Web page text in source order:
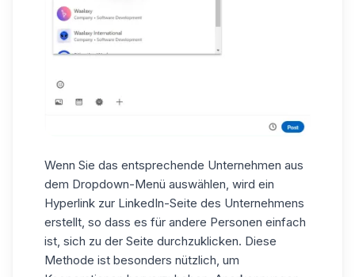
Wenn Sie das entsprechende Unternehmen aus
dem Dropdown-Menü auswählen, wird ein
Hyperlink zur LinkedIn-Seite des Unternehmens
erstellt , so dass es für andere Personen einfach
ist, sich zu der Seite durchzuklicken. Diese
Methode ist besonders nützlich, um